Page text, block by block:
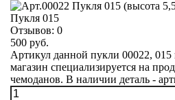
Пукля 015
Отзывов: 0
500 руб.
Артикул данной пукли 00022,
магазин специализируется на
чемоданов. В наличии деталь -